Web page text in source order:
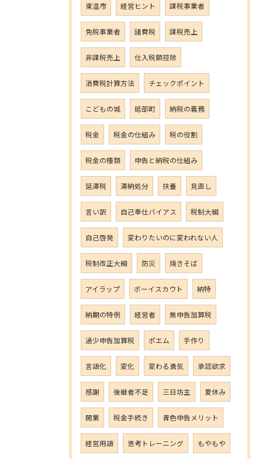
東温市 経営ヒント 課税事業者
免税事業者 諸費税 課税売上
非課税売上 仕入税額控除
消費税計算方法 チェックポイント
こどもの城 砥部町 納税の義務
税金 税金の仕組み 税の役割
税金の種類 申告と納税の仕組み
延滞税 滞納処分 扶養 見直し
言い訳 自己奉仕バイアス 税制大綱
自己啓発 変わりたいのに変われない人
税制改正大綱 防災 焼きそば
アイラップ ボーイスカウト 納特
納期の特例 経営者 無申告加算税
過少申告加算税 ポエム 手作り
言語化 変化 変わる勇気 承認欲求
感謝 後継者不足 三日坊主 夏休み
開業 税金手続き 青色申告メリット
経営用語 思考トレーニング もやもや